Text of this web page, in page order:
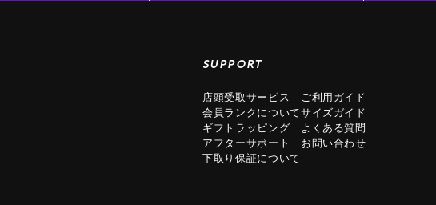
SUPPORT
店頭受取サービス
会員ランクについて
ギフトラッピング
アフターサポート
下取り保証について
ご利用ガイド
サイズガイド
よくある質問
お問い合わせ